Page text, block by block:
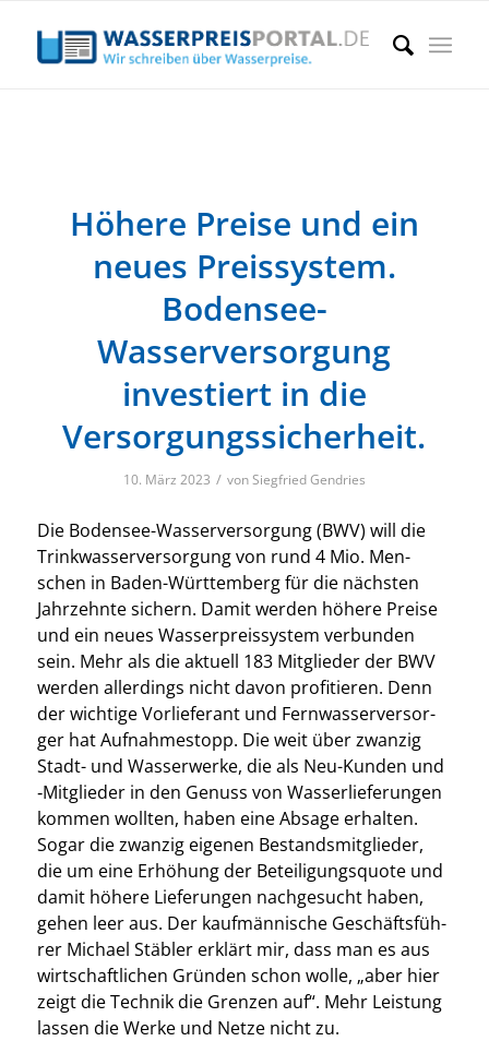
Höhere Preise und ein
neues Preissystem.
Bodensee-
Wasserversorgung
investiert in die
Versorgungssicherheit.
10. März 2023 / vonSiegfried Gendries
Die Boden­see-Was­ser­ver­sor­gung (BWV) will die
Trink­was­ser­ver­sor­gung von rund 4 Mio. Men­
schen in Baden-Würt­tem­berg für die nächs­ten
Jahr­zehn­te sichern. Damit wer­den höhe­re Prei­se
und ein neu­es Was­ser­preis­sys­tem ver­bun­den
sein. Mehr als die aktu­ell 183 Mit­glie­der der BWV
wer­den aller­dings nicht davon pro­fi­tie­ren. Denn
der wich­ti­ge Vor­lie­fe­rant und Fern­was­ser­ver­sor­
ger hat Auf­nah­me­stopp. Die weit über zwan­zig
Stadt- und Was­ser­wer­ke, die als Neu-Kun­den und
‑Mit­glie­der in den Genuss von Was­ser­lie­fe­run­gen
kom­men woll­ten, haben eine Absa­ge erhal­ten.
Sogar die zwan­zig eige­nen Bestands­mit­glie­der,
die um eine Erhö­hung der Betei­li­gungs­quo­te und
damit höhe­re Lie­fe­run­gen nach­ge­sucht haben,
gehen leer aus. Der kauf­män­ni­sche Geschäfts­füh­
rer Micha­el Stäb­ler erklärt mir, dass man es aus
wirt­schaft­li­chen Grün­den schon wol­le, „aber hier
zeigt die Tech­nik die Gren­zen auf“. Mehr Leis­tung
las­sen die Wer­ke und Net­ze nicht zu.